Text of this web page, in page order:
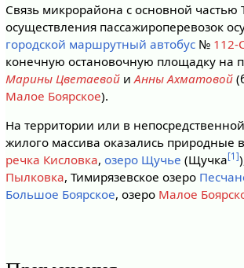
Связь микрорайона с основной частью
осуществления пассажироперевозок
городской маршрутный автобус№ 112-
конечную остановочную площадку на
Марины Цветаевойи Анны Ахматовой
Малое Боярское).
На территории или в
жилого массива оказались природные
речка Кисловка, озеро Щучье (Щучка[1]
Пылковка, Тимирязевское озеро
Большое Боярское, озеро Малое